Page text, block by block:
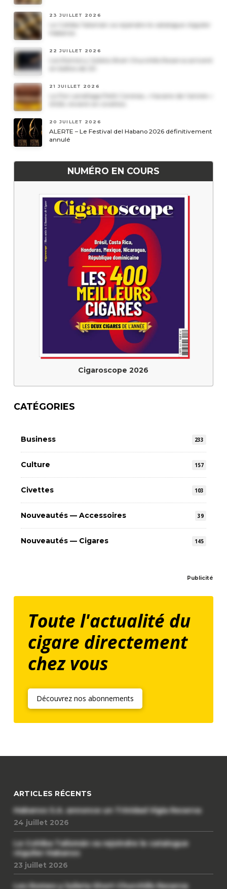
23 JUILLET 2026
Le Cohiba Talismán va rejoindre le catalogue régulier
22 JUILLET 2026
21 JUILLET 2026
Le Por Larrañaga Petit Coronas, « havane de l’année »
20 JUILLET 2026
ALERTE – Le Festival del Habano 2026 définitivement
annulé
NUMÉRO EN COURS
Cigaroscope 2026
CATÉGORIES
Business 233
Culture 157
Civettes 103
Nouveautés — Accessoires 39
Nouveautés — Cigares 145
Publicité
Toute l'actualité du
cigare directement
chez vous
Découvrez nos abonnements
ARTICLES RÉCENTS
Habanos S.A. annonce un Trinidad Vigia Reserva
24 juillet 2026
Le Cohiba Talismán va rejoindre le catalogue
régulier Habanos
23 juillet 2026
Les Romeo y Julieta Short Churchills Reserva